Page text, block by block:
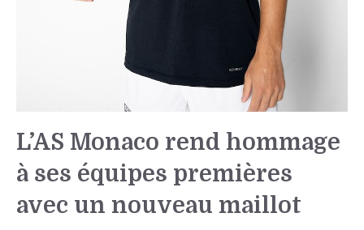
L’AS Monaco rend hommage
à ses équipes premières
avec un nouveau maillot